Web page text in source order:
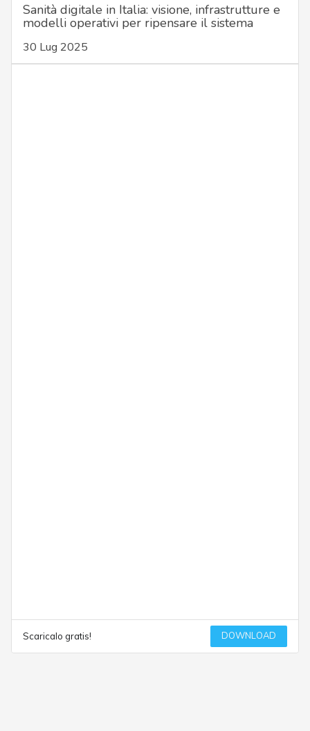
Sanità digitale in Italia: visione, infrastrutture e
modelli operativi per ripensare il sistema
30 Lug 2025
Scaricalo gratis! DOWNLOAD